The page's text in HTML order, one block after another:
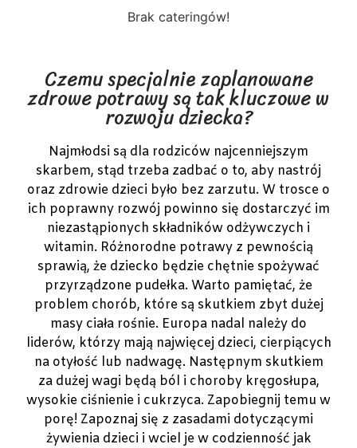
Brak cateringów!
Czemu specjalnie zaplanowane
zdrowe potrawy są tak kluczowe w
rozwoju dziecka?
Najmłodsi są dla rodziców najcenniejszym
skarbem, stąd trzeba zadbać o to, aby nastrój
oraz zdrowie dzieci było bez zarzutu. W trosce o
ich poprawny rozwój powinno się dostarczyć im
niezastąpionych składników odżywczych i
witamin. Różnorodne potrawy z pewnością
sprawią, że dziecko będzie chętnie spożywać
przyrządzone pudełka. Warto pamiętać, że
problem chorób, które są skutkiem zbyt dużej
masy ciała rośnie. Europa nadal należy do
liderów, którzy mają najwięcej dzieci, cierpiących
na otyłość lub nadwagę. Następnym skutkiem
za dużej wagi będą ból i choroby kręgosłupa,
wysokie ciśnienie i cukrzyca. Zapobiegnij temu w
porę! Zapoznaj się z zasadami dotyczącymi
żywienia dzieci i wciel je w codzienność jak